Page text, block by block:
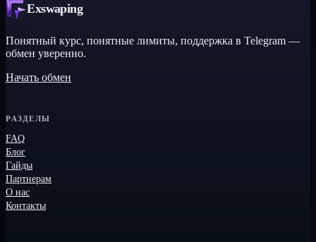
Exswaping
Понятный курс, понятные лимиты, поддержка в Telegram —
обмен уверенно.
Начать обмен
РАЗДЕЛЫ
FAQ
Блог
Гайды
Партнерам
О нас
Контакты